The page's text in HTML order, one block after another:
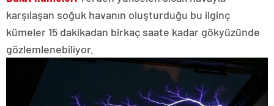
karşılaşan soğuk havanın oluşturduğu bu ilginç
kümeler 15 dakikadan birkaç saate kadar gökyüzünde
gözlemlenebiliyor.